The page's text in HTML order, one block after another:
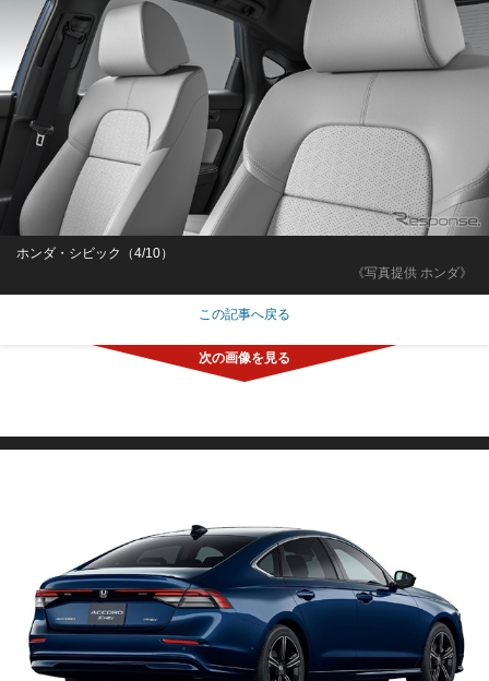
《写真提供 ホンダ》
ホンダ・シビック（4/10）
この記事へ戻る